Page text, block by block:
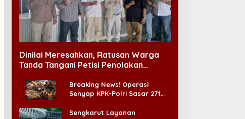
Dinilai Meresahkan, Ratusan Warga
Tanda Tangani Petisi Penolakan
Breaking News! Operasi
Senyap KPK-Polri Sasar 271
Ada ‘Badai Pemeriksaan’
Sengkarut Layanan